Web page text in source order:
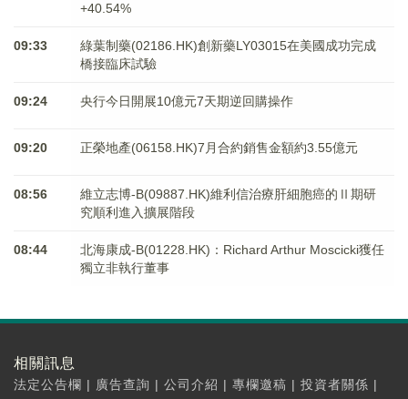
+40.54%
09:33
綠葉制藥(02186.HK)創新藥LY03015在美國成功完成
橋接臨床試驗
09:24 央行今日開展10億元7天期逆回購操作
09:20 正榮地產(06158.HK)7月合約銷售金額約3.55億元
08:56
維立志博-B(09887.HK)維利信治療肝細胞癌的Ⅱ期研
究順利進入擴展階段
08:44
北海康成-B(01228.HK)：Richard Arthur Moscicki獲任
獨立非執行董事
相關訊息
法定公告欄 | 廣告查詢 | 公司介紹 | 專欄邀稿 | 投資者關係 |